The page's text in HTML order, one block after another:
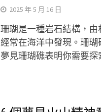
2025 年 5 月 16 日
珊瑚是一種岩石結構，
經常在海洋中發現。珊瑚
夢見珊瑚礁表明你需要